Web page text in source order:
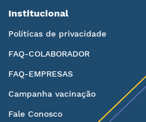
Institucional
Políticas de privacidade
FAQ-COLABORADOR
FAQ-EMPRESAS
Campanha vacinação
Fale Conosco